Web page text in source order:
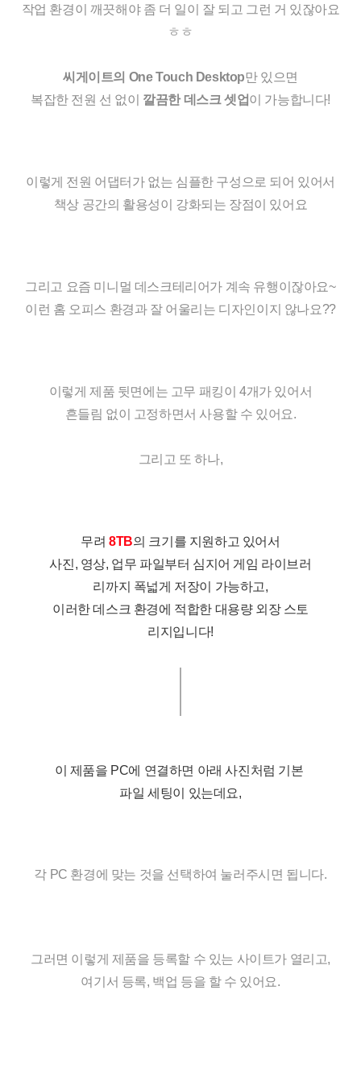
작업 환경이 깨끗해야 좀 더 일이 잘 되고 그런 거 있잖아요
ㅎㅎ
씨게이트의 One Touch Desktop만 있으면
복잡한 전원 선 없이
깔끔한 데스크 셋업이 가능합니다!
이렇게 전원 어댑터가 없는 심플한 구성으로 되어 있어서
책상 공간의 활용성이 강화되는 장점이 있어요
그리고 요즘 미니멀 데스크테리어가 계속 유행이잖아요~
이런 홈 오피스 환경과 잘 어울리는 디자인이지 않나요??
이렇게 제품 뒷면에는 고무 패킹이 4개가 있어서
흔들림 없이 고정하면서 사용할 수 있어요.
그리고 또 하나,
무려 8TB의 크기를 지원하고 있어서
사진, 영상, 업무 파일부터 심지어 게임 라이브러
리까지 폭넓게 저장이 가능하고,
이러한 데스크 환경에 적합한 대용량 외장 스토
리지입니다!
이 제품을 PC에 연결하면 아래 사진처럼 기본
파일 세팅이 있는데요,
각 PC 환경에 맞는 것을 선택하여 눌러주시면 됩니다.
그러면 이렇게 제품을 등록할 수 있는 사이트가 열리고,
여기서 등록, 백업 등을 할 수 있어요.